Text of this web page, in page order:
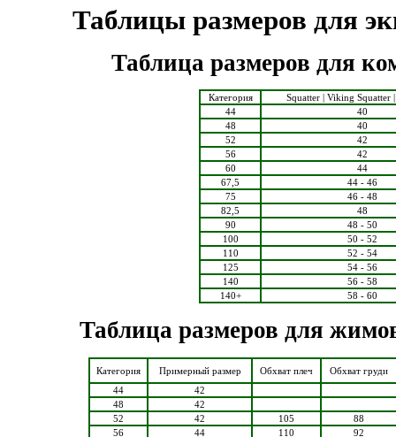
Таблицы размеров для
Таблица размеров для
Категория
Squatter | Viking Squatter
44
40
48
40
52
42
56
42
60
44
67,5
44 - 46
75
46 - 48
82,5
48
90
48 - 50
100
50 - 52
110
52 - 54
125
54 - 56
140
56 - 58
140+
58 - 60
Таблица размеров для
Категория Примерный размер Обхват плеч
Обхват груди
44
42
48
42
52
42 105
88
56
44 110 92